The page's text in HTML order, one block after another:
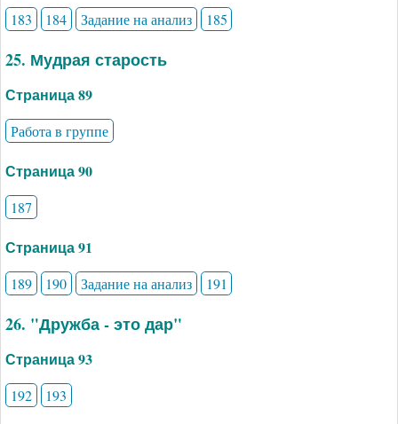
183 184 Задание на анализ 185
25. Мудрая старость
Страница 89
Работа в группе
Страница 90
187
Страница 91
189 190 Задание на анализ 191
26. "Дружба - это дар"
Страница 93
192 193